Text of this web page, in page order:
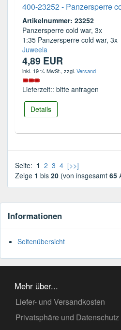
400-23252 - Panzersperre
Artikelnummer: 23252
Panzersperre cold war, 3x
1:35 Panzersperre cold war, 3x
Juweela
4,89 EUR
inkl. 19 % MwSt., zzgl. Versand
Lieferzeit:: bitte anfragen
Details
Seite: 1 2 3 4 [>>]
Zeige 1 bis 20 (von insgesamt 65
Informationen
Seitenübersicht
Mehr über...
Liefer- und Versandkosten
Privatsphäre und Datenschutz